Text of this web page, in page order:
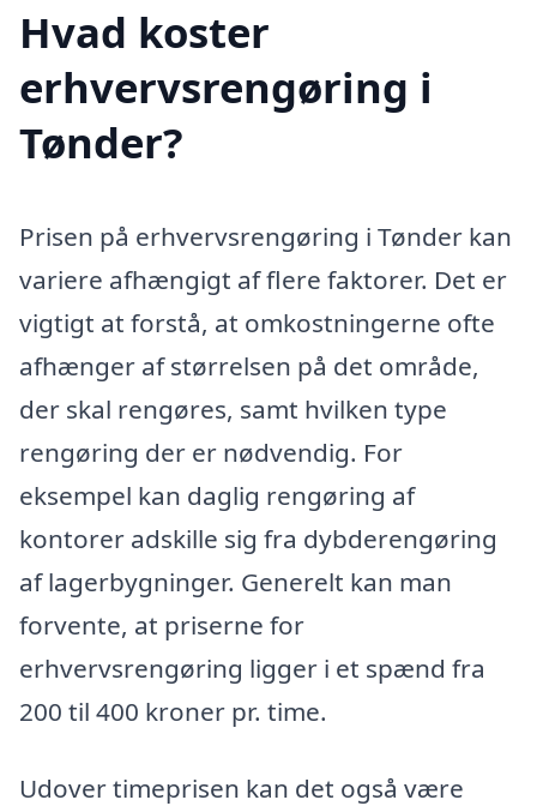
Hvad koster
erhvervsrengøring i
Tønder?
Prisen på erhvervsrengøring i Tønder kan
variere afhængigt af flere faktorer. Det er
vigtigt at forstå, at omkostningerne ofte
afhænger af størrelsen på det område,
der skal rengøres, samt hvilken type
rengøring der er nødvendig. For
eksempel kan daglig rengøring af
kontorer adskille sig fra dybderengøring
af lagerbygninger. Generelt kan man
forvente, at priserne for
erhvervsrengøring ligger i et spænd fra
200 til 400 kroner pr. time.
Udover timeprisen kan det også være